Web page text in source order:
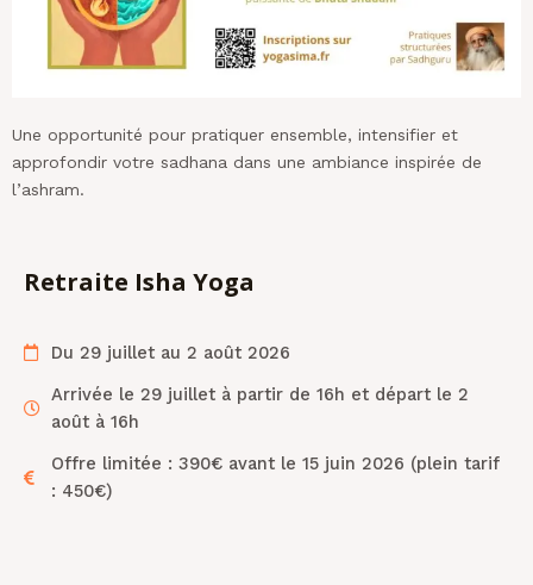
Une opportunité pour pratiquer ensemble, intensifier et
approfondir votre sadhana dans une ambiance inspirée de
l’ashram.
Retraite Isha Yoga
Du 29 juillet au 2 août 2026
Arrivée le 29 juillet à partir de 16h et départ le 2
août à 16h
Offre limitée : 390€ avant le 15 juin 2026 (plein tarif
: 450€)